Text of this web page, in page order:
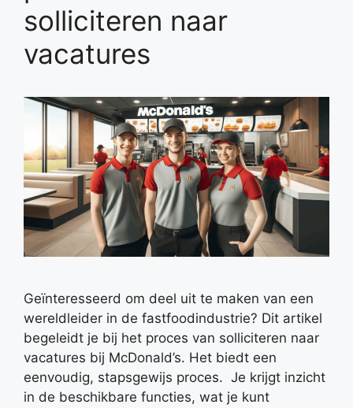
solliciteren naar
vacatures
Geïnteresseerd om deel uit te maken van een
wereldleider in de fastfoodindustrie? Dit artikel
begeleidt je bij het proces van solliciteren naar
vacatures bij McDonald’s. Het biedt een
eenvoudig, stapsgewijs proces. Je krijgt inzicht
in de beschikbare functies, wat je kunt